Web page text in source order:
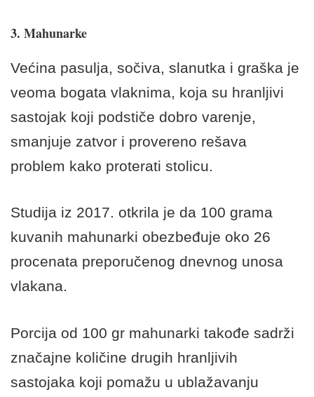
3. Mahunarke
Većina pasulja, sočiva, slanutka i graška je
veoma bogata vlaknima, koja su hranljivi
sastojak koji podstiče dobro varenje,
smanjuje zatvor i provereno rešava
problem kako proterati stolicu.
Studija iz 2017. otkrila je da 100 grama
kuvanih mahunarki obezbeđuje oko 26
procenata preporučenog dnevnog unosa
vlakana.
Porcija od 100 gr mahunarki takođe sadrži
značajne količine drugih hranljivih
sastojaka koji pomažu u ublažavanju